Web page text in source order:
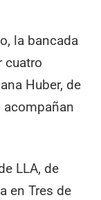
la bancada
cuatro
Huber, de
LLA, de
en Tres de